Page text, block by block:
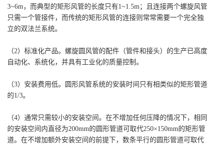
3~6m，而典型的矩形风管的长度只有1~1.5m；且连接两个螺旋风管
只需一个管接件，而传统的矩形风管的连接则常常需要一个完全独
立的双法兰系统。
（2）标准化产品。螺旋圆风管的配件（管件和接头）的生产已高度
自动化、系统化，并具有工业化的质量控制。
（3）安装费用低。圆形风管系统的安装时间只有相类似的矩形管道
的1/3。
（4）通常只需较小的安装空间。在不增加任何压降的情况下，相同
的安装空间内直径为200mm的圆形管道可取代250×150mm的矩形管
道。在不增加额外安装空间的前提下，数条平行的圆形管道可取代